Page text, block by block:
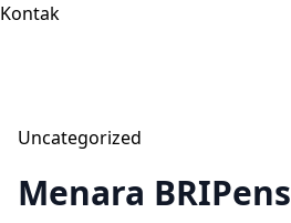
Kontak
Uncategorized
Menara BRIPens